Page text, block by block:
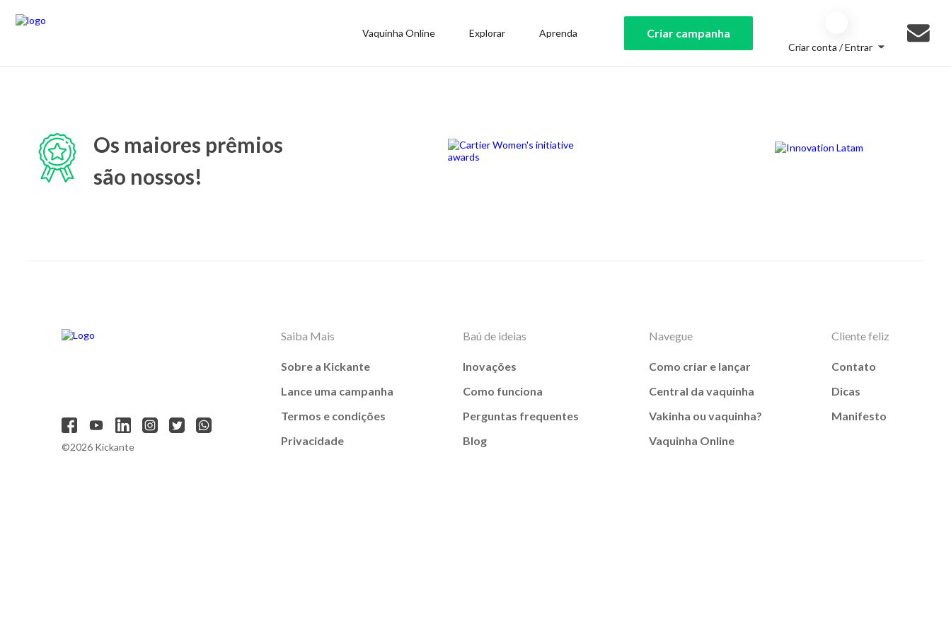
Vaquinha Online Explorar Aprenda Criar campanha
Criar conta / Entrar
Os maiores prêmios
são nossos!
©2026 Kickante
Saiba Mais
Sobre a Kickante
Lance uma campanha
Termos e condições
Privacidade
Baú de ideias
Inovações
Como funciona
Perguntas frequentes
Blog
Navegue
Como criar e lançar
Central da vaquinha
Vakinha ou vaquinha?
Vaquinha Online
Cliente feliz
Contato
Dicas
Manifesto